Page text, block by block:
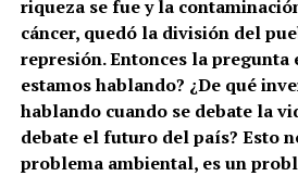
riqueza se fue y la
cáncer, quedó la división del
represión. Entonces la pregunta
estamos hablando? ¿De qué
hablando cuando se debate la
debate el futuro del país? Esto
problema ambiental, es un